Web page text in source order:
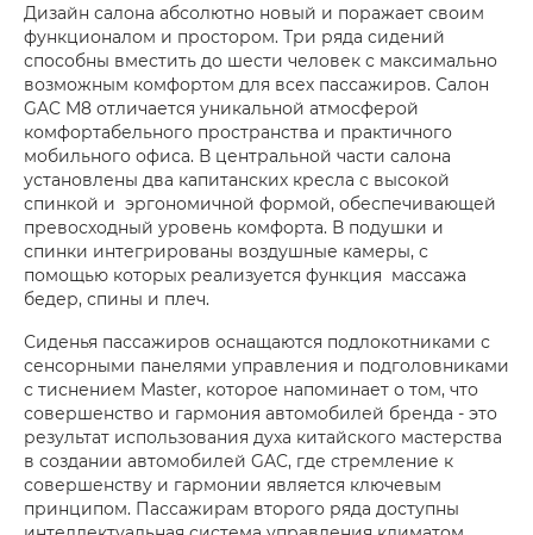
Дизайн салона абсолютно новый и поражает своим
функционалом и простором. Три ряда сидений
способны вместить до шести человек с максимально
возможным комфортом для всех пассажиров. Салон
GAC M8 отличается уникальной атмосферой
комфортабельного пространства и практичного
мобильного офиса. В центральной части салона
установлены два капитанских кресла с высокой
спинкой и эргономичной формой, обеспечивающей
превосходный уровень комфорта. В подушки и
спинки интегрированы воздушные камеры, с
помощью которых реализуется функция массажа
бедер, спины и плеч.
Сиденья пассажиров оснащаются подлокотниками с
сенсорными панелями управления и подголовниками
с тиснением Master, которое напоминает о том, что
совершенство и гармония автомобилей бренда - это
результат использования духа китайского мастерства
в создании автомобилей GAC, где стремление к
совершенству и гармонии является ключевым
принципом. Пассажирам второго ряда доступны